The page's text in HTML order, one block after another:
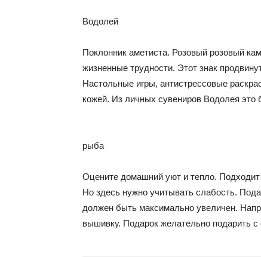
Водолей
Поклонник аметиста. Розовый розовый
жизненные трудности. Этот знак
Настольные игры, антистрессовые
кожей. Из личных сувениров Водолея это
рыба
Оцените домашний уют и тепло.
Но здесь нужно учитывать слабость.
должен быть максимально увеличен.
вышивку. Подарок желательно подарить